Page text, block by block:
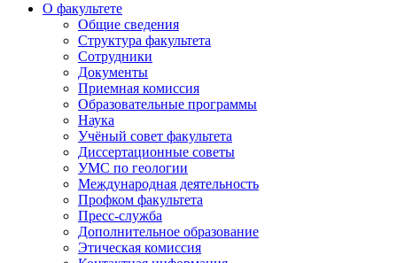
О факультете
Общие сведения
Структура факультета
Сотрудники
Документы
Приемная комиссия
Образовательные программы
Наука
Учёный совет факультета
Диссертационные советы
УМС по геологии
Международная деятельность
Профком факультета
Пресс-служба
Дополнительное образование
Этическая комиссия